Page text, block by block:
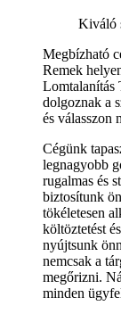
Kiváló
Megbízható
Remek
Lomtalanítás
dolgoznak a
és válasszon
Cégünk
legnagyobb
rugalmas és
biztosítunk
tökéletesen
költöztetést
nyújtsunk
nemcsak a
megőrizni.
minden